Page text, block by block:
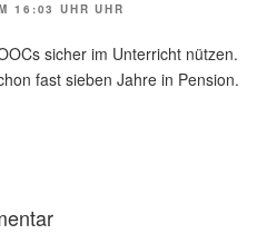
16:03 UHR UHR
sicher im Unterricht nützen.
fast sieben Jahre in Pension.